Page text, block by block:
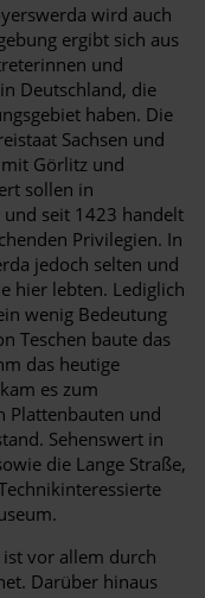
wird auch
ergibt sich aus
und
Deutschland, die
haben. Die
Sachsen und
Görlitz und
sollen in
seit 1423 handelt
Privilegien. In
jedoch selten und
hier lebten. Lediglich
wenig Bedeutung
Teschen baute das
das heutige
es zum
Plattenbauten und
Sehenswert in
die Lange Straße,
vor allem durch
Darüber hinaus